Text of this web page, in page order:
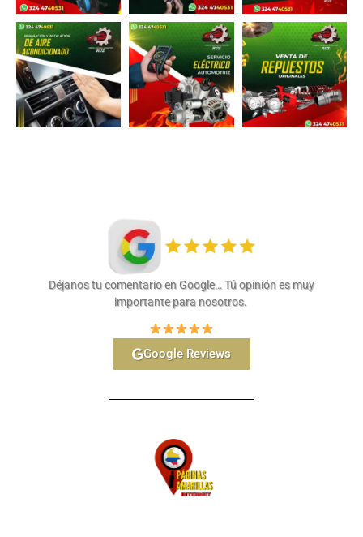
Déjanos tu comentario en Google… Tú opinión es muy
importante para nosotros.
Google Reviews